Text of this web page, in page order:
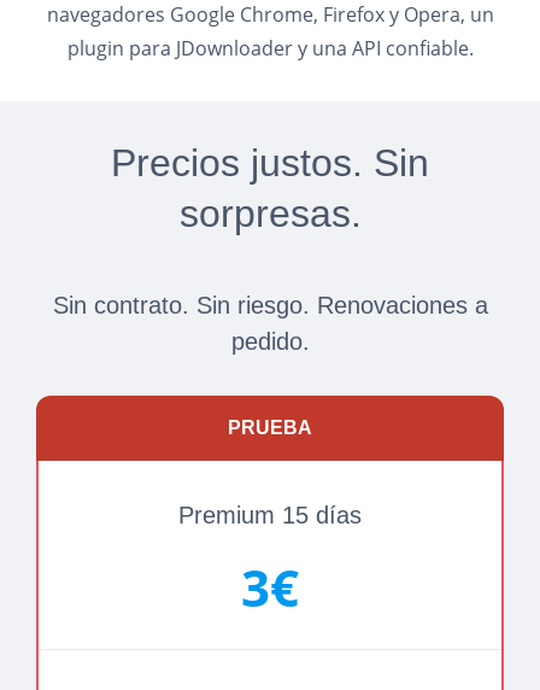
navegadores Google Chrome, Firefox y Opera, un
plugin para JDownloader y una API confiable.
Precios justos. Sin
sorpresas.
Sin contrato. Sin riesgo. Renovaciones a
pedido.
PRUEBA
Premium 15 días
3€